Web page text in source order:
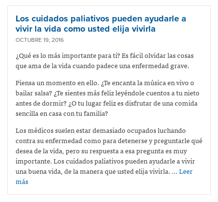
Los cuidados paliativos pueden ayudarle a
vivir la vida como usted elija vivirla
OCTUBRE 19, 2016
¿Qué es lo más importante para ti? Es fácil olvidar las cosas
que ama de la vida cuando padece una enfermedad grave.
Piensa un momento en ello. ¿Te encanta la música en vivo o
bailar salsa? ¿Te sientes más feliz leyéndole cuentos a tu nieto
antes de dormir? ¿O tu lugar feliz es disfrutar de una comida
sencilla en casa con tu familia?
Los médicos suelen estar demasiado ocupados luchando
contra su enfermedad como para detenerse y preguntarle qué
desea de la vida, pero su respuesta a esa pregunta es muy
importante. Los cuidados paliativos pueden ayudarle a vivir
una buena vida, de la manera que usted elija vivirla. … Leer
más